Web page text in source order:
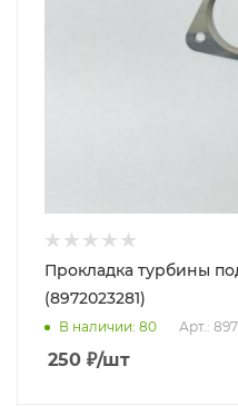
Прокладка турбины
(8972023281)
В наличии: 80 Арт.:
250 ₽/шт